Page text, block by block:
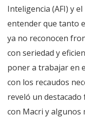
Inteligencia (AFI) y
entender que tanto
ya no reconocen
con seriedad y
poner a trabajar en
con los recaudos
reveló un
con Macri y algunos